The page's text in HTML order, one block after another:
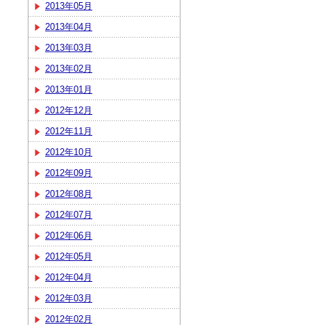
2013年05月
2013年04月
2013年03月
2013年02月
2013年01月
2012年12月
2012年11月
2012年10月
2012年09月
2012年08月
2012年07月
2012年06月
2012年05月
2012年04月
2012年03月
2012年02月